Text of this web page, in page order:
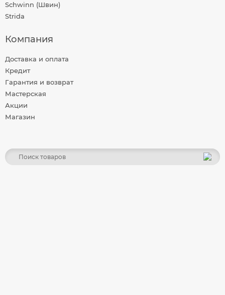
Schwinn (Швин)
Strida
Компания
Доставка и оплата
Кредит
Гарантия и возврат
Мастерская
Акции
Магазин